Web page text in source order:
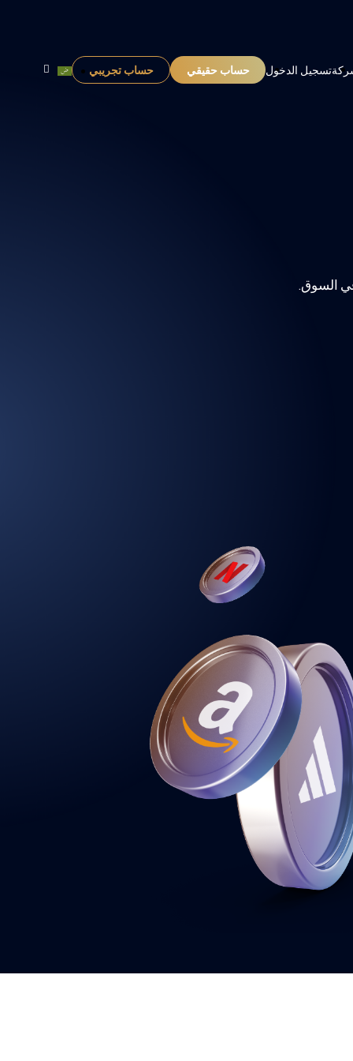
تسجيل الدخول حساب حقيقي حساب تجريبي
السوق.